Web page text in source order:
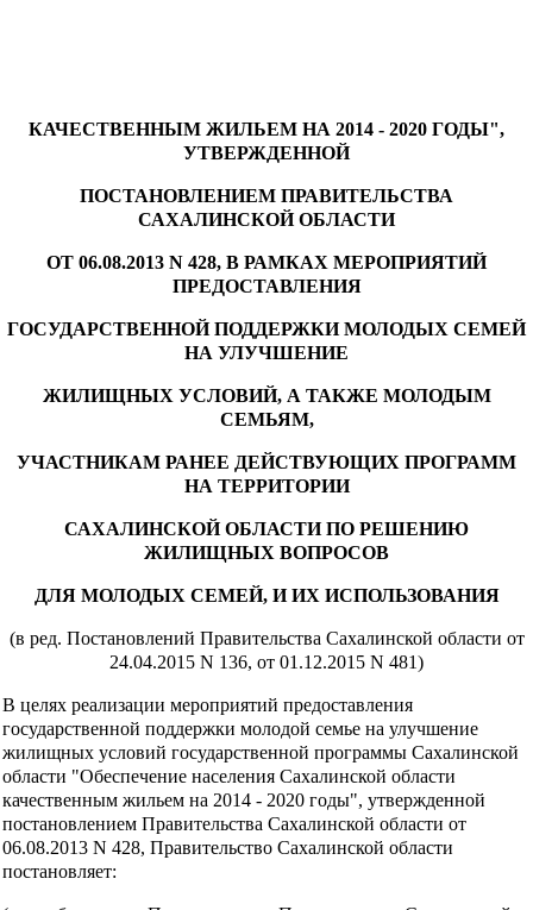
КАЧЕСТВЕННЫМ ЖИЛЬЕМ НА 2014 - 2020 ГОДЫ",
УТВЕРЖДЕННОЙ
ПОСТАНОВЛЕНИЕМ ПРАВИТЕЛЬСТВА
САХАЛИНСКОЙ ОБЛАСТИ
ОТ 06.08.2013 N 428, В РАМКАХ МЕРОПРИЯТИЙ
ПРЕДОСТАВЛЕНИЯ
ГОСУДАРСТВЕННОЙ ПОДДЕРЖКИ МОЛОДЫХ СЕМЕЙ
НА УЛУЧШЕНИЕ
ЖИЛИЩНЫХ УСЛОВИЙ, А ТАКЖЕ МОЛОДЫМ
СЕМЬЯМ,
УЧАСТНИКАМ РАНЕЕ ДЕЙСТВУЮЩИХ ПРОГРАММ
НА ТЕРРИТОРИИ
САХАЛИНСКОЙ ОБЛАСТИ ПО РЕШЕНИЮ
ЖИЛИЩНЫХ ВОПРОСОВ
ДЛЯ МОЛОДЫХ СЕМЕЙ, И ИХ ИСПОЛЬЗОВАНИЯ
(в ред. Постановлений Правительства Сахалинской области от
24.04.2015 N 136, от 01.12.2015 N 481)
В целях реализации мероприятий предоставления
государственной поддержки молодой семье на улучшение
жилищных условий государственной программы Сахалинской
области "Обеспечение населения Сахалинской области
качественным жильем на 2014 - 2020 годы", утвержденной
постановлением Правительства Сахалинской области от
06.08.2013 N 428, Правительство Сахалинской области
постановляет: